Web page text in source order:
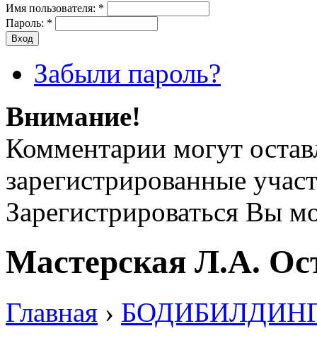
Имя пользователя: *
Пароль: *
Забыли пароль?
Внимание!
Комментарии могут
зарегистрированные
Зарегистрироваться Вы
Мастерская Л.А.
Главная › БОДИБИЛДИНГ